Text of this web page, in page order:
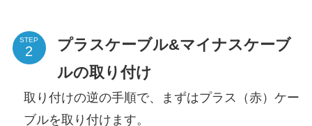
STEP
プラスケーブル&マイナスケーブ
ルの取り付け
取り付けの逆の手順で、まずはプラス（赤）ケー
ブルを取り付けます。